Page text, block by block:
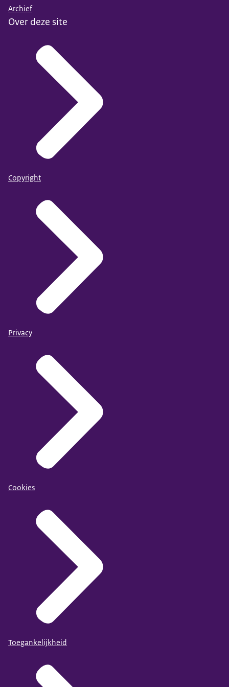
Archief
Over deze site
Copyright
Privacy
Cookies
Toegankelijkheid